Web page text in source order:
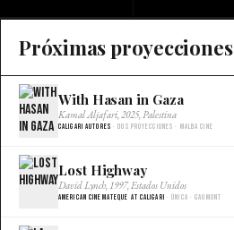
Próximas proyecciones
With Hasan in Gaza
Kamal Aljafari, 2025, Palestina
Caligari Autores · Dos proyecciones · Malba Cine
Lost Highway
David Lynch, 1997, Estados Unidos
American Cinemateque at Caligari · Única · Gaumont